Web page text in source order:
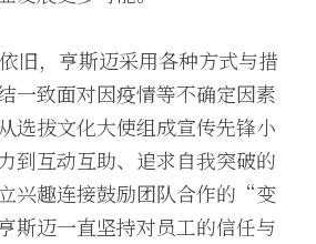
旧，亨斯迈采用各种方式与措
一致面对因疫情等不确定因素
选拔文化大使组成宣传先锋小
到互动互助、追求自我突破的
兴趣连接鼓励团队合作的“变
斯迈一直坚持对员工的信任与